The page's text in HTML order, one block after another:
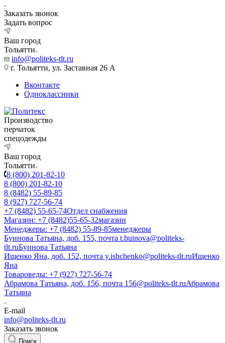
Заказать звонок
Задать вопрос
Ваш город
Тольятти
info@politeks-tlt.ru
г. Тольятти, ул. Заставная 26 А
Вконтакте
Одноклассники
Производство
перчаток
спецодежды
Ваш город
Тольятти
8 (800) 201-82-10
8 (800) 201-82-10
8 (8482) 55-89-85
8 (927) 727-56-74
+7 (8482) 55-65-74Отдел снабжения
Магазин: +7 (8482)55-65-32магазин
Менеджеры: +7 (8482) 55-89-85менеджеры
Буинова Татьяна, доб. 155, почта t.buinova@politeks-
tlt.ruБуинова Татьяна
Ищенко Яна, доб. 152, почта y.ishchenko@politeks-tlt.ruИщенко
Яна
Товароведы: +7 (927) 727-56-74
Абрамова Татьяна, доб. 156, почта 156@politeks-tlt.ruАбрамова
Татьяна
E-mail
info@politeks-tlt.ru
Заказать звонок
Поиск